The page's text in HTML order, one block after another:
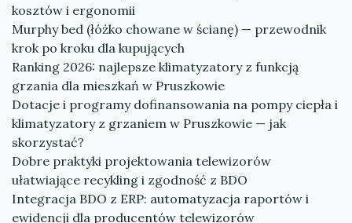
kosztów i ergonomii
Murphy bed (łóżko chowane w ścianę) — przewodnik
krok po kroku dla kupujących
Ranking 2026: najlepsze klimatyzatory z funkcją
grzania dla mieszkań w Pruszkowie
Dotacje i programy dofinansowania na pompy ciepła i
klimatyzatory z grzaniem w Pruszkowie — jak
skorzystać?
Dobre praktyki projektowania telewizorów
ułatwiające recykling i zgodność z BDO
Integracja BDO z ERP: automatyzacja raportów i
ewidencji dla producentów telewizorów